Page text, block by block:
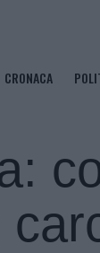
CRONACA